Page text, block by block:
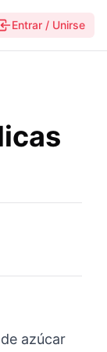
Entrar / Unirse
azúcar